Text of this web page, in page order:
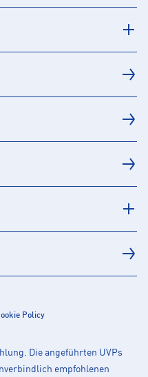
Policy
Die angeführten UVPs
empfohlenen